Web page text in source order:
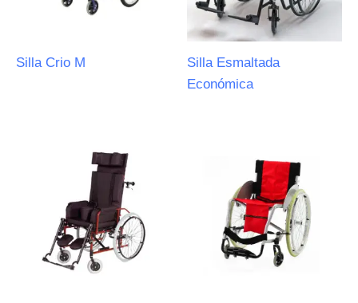
Silla Crio M
Silla Esmaltada
Económica